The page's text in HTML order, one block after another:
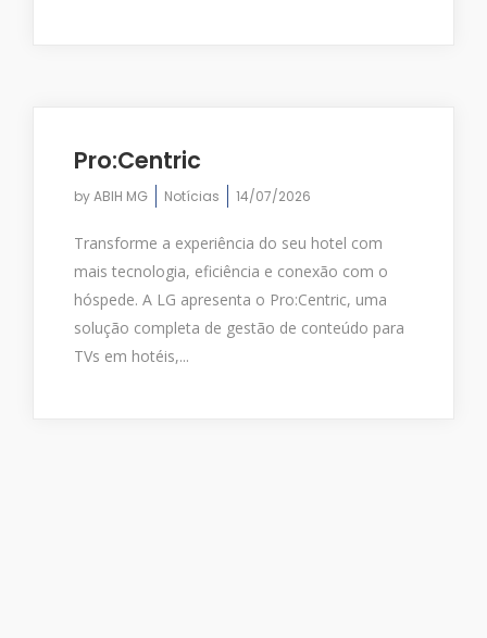
Pro:Centric
byABIH MG Notícias 14/07/2026
Transforme a experiência do seu hotel com
mais tecnologia, eficiência e conexão com o
hóspede. A LG apresenta o Pro:Centric, uma
solução completa de gestão de conteúdo para
TVs em hotéis,...